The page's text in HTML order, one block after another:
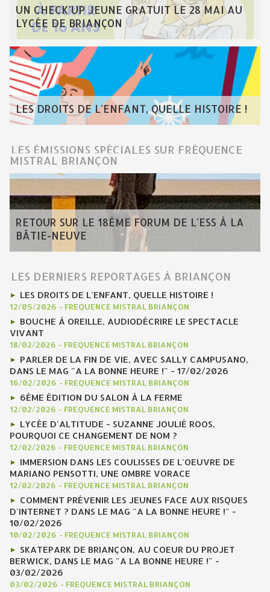
UN CHECK'UP JEUNE GRATUIT LE 28 MAI AU
LYCÉE DE BRIANÇON
LES DROITS DE L'ENFANT, QUELLE HISTOIRE !
LES ÉMISSIONS SPÉCIALES SUR FRÉQUENCE
MISTRAL BRIANÇON
RETOUR SUR LE 18ÈME FORUM DE L'ESS À LA
BÂTIE-NEUVE
LES DERNIERS REPORTAGES À BRIANÇON
LES DROITS DE L'ENFANT, QUELLE HISTOIRE !
12/05/2026 - FREQUENCE MISTRAL BRIANÇON
BOUCHE À OREILLE, AUDIODÉCRIRE LE SPECTACLE
VIVANT
18/02/2026 - FREQUENCE MISTRAL BRIANÇON
PARLER DE LA FIN DE VIE, AVEC SALLY CAMPUSANO,
DANS LE MAG "A LA BONNE HEURE !" - 17/02/2026
16/02/2026 - FREQUENCE MISTRAL BRIANÇON
6ÈME ÉDITION DU SALON À LA FERME
12/02/2026 - FREQUENCE MISTRAL BRIANÇON
LYCÉE D'ALTITUDE - SUZANNE JOULIÉ ROOS,
POURQUOI CE CHANGEMENT DE NOM ?
12/02/2026 - FREQUENCE MISTRAL BRIANÇON
IMMERSION DANS LES COULISSES DE L'OEUVRE DE
MARIANO PENSOTTI, UNE OMBRE VORACE
12/02/2026 - FREQUENCE MISTRAL BRIANÇON
COMMENT PRÉVENIR LES JEUNES FACE AUX RISQUES
D'INTERNET ? DANS LE MAG "A LA BONNE HEURE !" -
10/02/2026
10/02/2026 - FREQUENCE MISTRAL BRIANÇON
SKATEPARK DE BRIANÇON, AU COEUR DU PROJET
BERWICK, DANS LE MAG "A LA BONNE HEURE !" -
03/02/2026
03/02/2026 - FREQUENCE MISTRAL BRIANÇON